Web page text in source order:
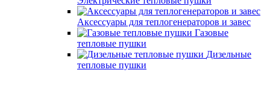
Аксессуары для теплогенераторов и завес
Газовые
тепловые пушки
Дизельные
тепловые пушки